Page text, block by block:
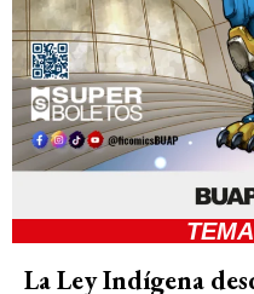
La Ley Indígena